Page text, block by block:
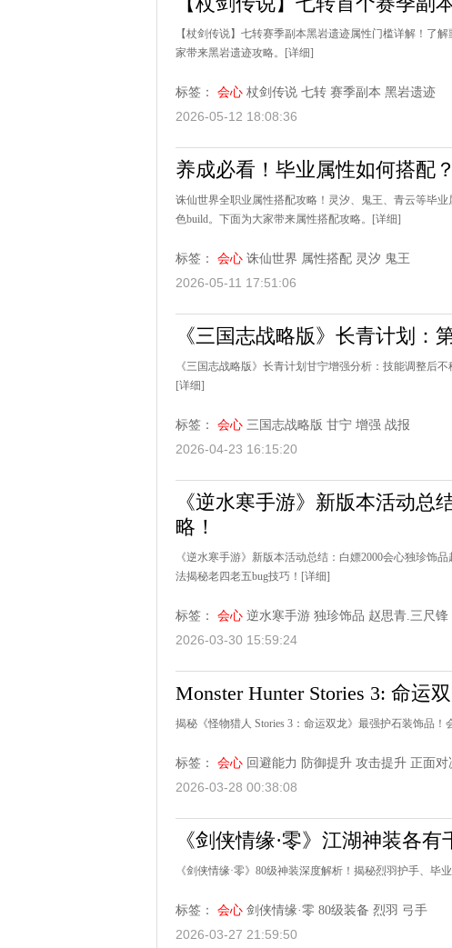
【杖剑传说】七转赛季副本黑岩遗迹属性门槛详解！了
家带来黑岩遗迹攻略。
[详细]
标签： 会心 杖剑传说 七转 赛季副本 黑岩遗迹
2026-05-12 18:08:36
养成必看！毕业属性如何搭配
诛仙世界全职业属性搭配攻略！灵汐、鬼王、青云等毕
色build。下面为大家带来属性搭配攻略。
[详细]
标签： 会心 诛仙世界 属性搭配 灵汐 鬼王
2026-05-11 17:51:06
《三国志战略版》长青计划：
《三国志战略版》长青计划甘宁增强分析：技能调整后
[详细]
标签： 会心 三国志战略版 甘宁 增强 战报
2026-04-23 16:15:20
《逆水寒手游》新版本活动总
略！
《逆水寒手游》新版本活动总结：白嫖2000会心独珍饰
法揭秘老四老五bug技巧！ [详细]
标签： 会心 逆水寒手游 独珍饰品 赵思青.三尺锋
2026-03-30 15:59:24
Monster Hunter Stories 3: 命运
揭秘《怪物猎人 Stories 3：命运双龙》最强护石装饰品
标签： 会心 回避能力 防御提升 攻击提升 正面对
2026-03-28 00:38:08
《剑侠情缘·零》江湖神装各有
《剑侠情缘·零》80级神装深度解析！揭秘烈羽护手、
标签： 会心 剑侠情缘·零 80级装备 烈羽 弓手
2026-03-27 21:59:50